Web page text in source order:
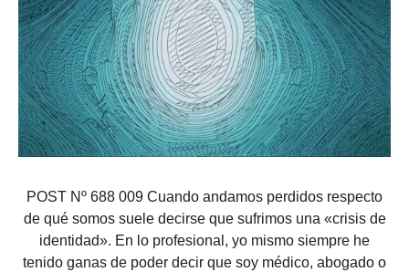
POST Nº 688 009 Cuando andamos perdidos respecto
de qué somos suele decirse que sufrimos una «crisis de
identidad». En lo profesional, yo mismo siempre he
tenido ganas de poder decir que soy médico, abogado o